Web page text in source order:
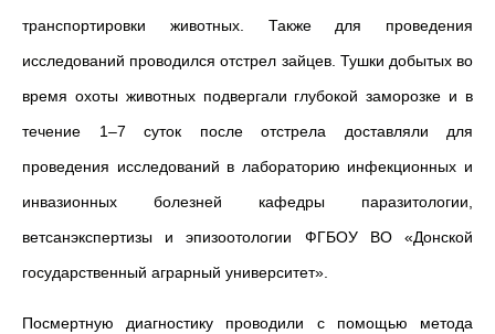
транспортировки животных. Также для проведения
исследований проводился отстрел зайцев. Тушки добытых во
время охоты животных подвергали глубокой заморозке и в
течение 1–7 суток после отстрела доставляли для
проведения исследований в лабораторию инфекционных и
инвазионных болезней кафедры паразитологии,
ветсанэкспертизы и эпизоотологии ФГБОУ ВО «Донской
государственный аграрный университет»
Посмертную диагностику проводили с помощью метода